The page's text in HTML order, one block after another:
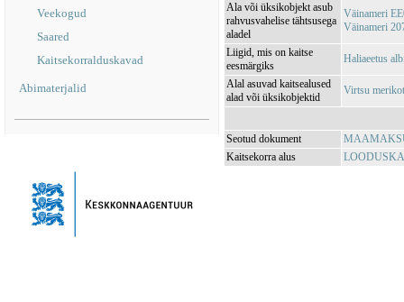
Veekogud
Saared
Kaitsekorralduskavad
Abimaterjalid
Ala või üksikobjekt asub
rahvusvahelise tähtsusega
aladel
Väinameri
Väinameri
Liigid, mis on kaitse
eesmärgiks
Haliaeetus
Alal asuvad kaitsealused
alad või üksikobjektid
Virtsu
Seotud dokument
Kaitsekorra alus